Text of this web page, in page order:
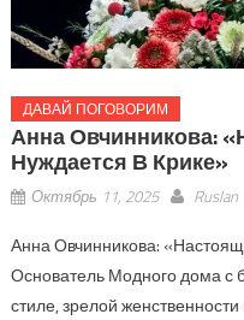
ДАВАЙ ПОГОВОРИМ
Анна Овчинникова:
Нуждается В Крике»
Октябрь 11, 2025 Ruslan
Анна Овчинникова:
Основатель Модного дома
стиле, зрелой